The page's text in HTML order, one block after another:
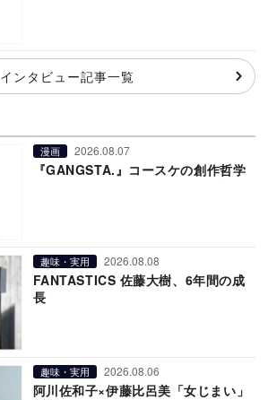
インタビュー記事一覧
漫画 2026.08.07
『GANGSTA.』コースケの創作哲学
趣味・実用 2026.08.08
FANTASTICS 佐藤大樹、6年間の成
長
趣味・実用 2026.08.06
阿川佐和子×伊藤比呂美「女じまい」